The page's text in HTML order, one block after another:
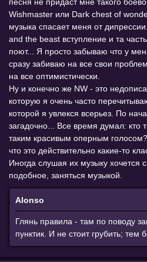
Wishmaster или Dark chest of
музыка спасает меня от
and the beast вступление и та
поют... Я просто забываю что у
сразу забиваю на все свои
на все оптимистически.
Ну и конечно же NW - это
которую я очень часто
которой я увлекся всерьез. По
загадочно... Все время думал: кто
таким красивым оперным
что это действительно какие-то
Иногда слушая их музыку хочется
подобное, заняться музыкой.
Alonso
Глянь правила - там по поводу
пунктик. И не стоит грубить; тем